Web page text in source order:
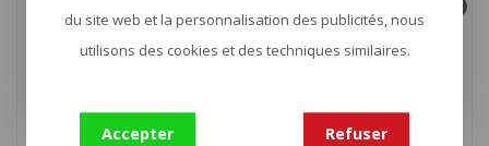
du site web et la personnalisation des publicités, nous
utilisons des cookies et des techniques similaires.
Accepter Refuser